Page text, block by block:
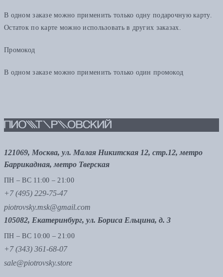
В одном заказе можно применить только одну подарочную карту.
Остаток по карте можно использовать в других заказах.
Промокод
В одном заказе можно применить только один промокод
121069, Москва, ул. Малая Никитская 12, стр.12, метро
Баррикадная, метро Тверская
ПН – ВС 11:00 – 21:00
+7 (495) 229-75-47
piotrovsky.msk@gmail.com
105082, Екатеринбург, ул. Бориса Ельцина, д. 3
ПН – ВС 10:00 – 21:00
+7 (343) 361-68-07
sale@piotrovsky.store